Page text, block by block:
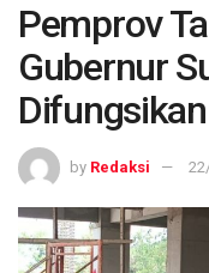
Pemprov
Gubernur
by Redaksi